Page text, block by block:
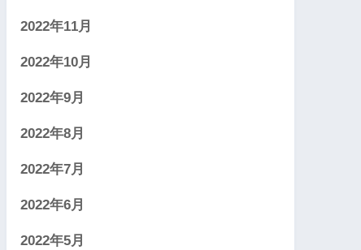
2022年11月
2022年10月
2022年9月
2022年8月
2022年7月
2022年6月
2022年5月